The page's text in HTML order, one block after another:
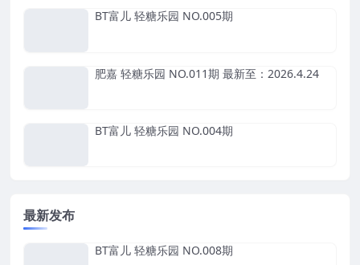
BT富儿 轻糖乐园 NO.005期
肥嘉 轻糖乐园 NO.011期 最新至：2026.4.24
BT富儿 轻糖乐园 NO.004期
最新发布
BT富儿 轻糖乐园 NO.008期